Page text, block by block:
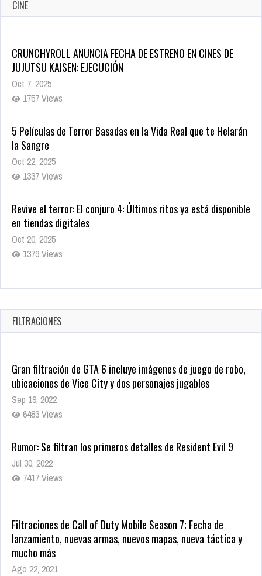
CINE
CRUNCHYROLL ANUNCIA FECHA DE ESTRENO EN CINES DE
JUJUTSU KAISEN: EJECUCIÓN
Oct 7, 2025
1757 Views
5 Películas de Terror Basadas en la Vida Real que te Helarán
la Sangre
Oct 22, 2025
1337 Views
Revive el terror: El conjuro 4: Últimos ritos ya está disponible
en tiendas digitales
Oct 20, 2025
1379 Views
Warner Bros. lleva a las tiendas digitales su racha de
Oct 17, 2025
1435 Views
FILTRACIONES
Gran filtración de GTA 6 incluye imágenes de juego de robo,
ubicaciones de Vice City y dos personajes jugables
Sep 19, 2022
6483 Views
Rumor: Se filtran los primeros detalles de Resident Evil 9
Jul 30, 2022
7417 Views
Filtraciones de Call of Duty Mobile Season 7; Fecha de
lanzamiento, nuevas armas, nuevos mapas, nueva táctica y
mucho más
Ago 22, 2021